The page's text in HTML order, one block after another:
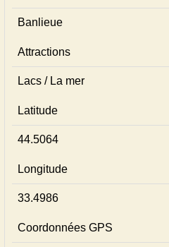
Banlieue
Attractions
Lacs / La mer
Latitude
44.5064
Longitude
33.4986
Coordonnées GPS